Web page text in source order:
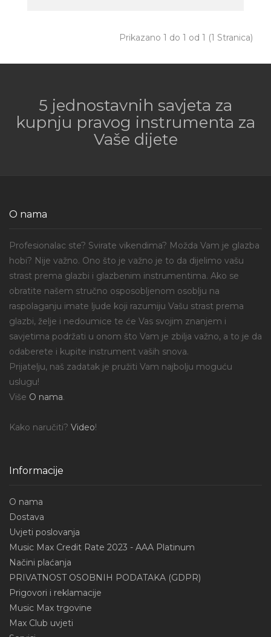
Prikazano 1 do 1 od 1 (1 Stranica)
5 jednostavnih savjeta za
kupnju pravog instrumenta za
Vaše dijete
O nama
Profesionalac ste? Svirate vikendima? Možda Vam je glazba
hobi? Nije važno. Ono što je važno je to da dijelimo vašu
strast prema glazbi i glazbenim instrumentima. Ako se
obratite našem stručno osposobljenom osoblju na
raspolaganju imate ljude koji razumiju Vašu strast prema
glazbi, želje i nedoumice te će Vas svojim znanjem i
savjetima podržati u onom što Vam je zbilja važno, a to je da
odaberete i kupite instrument vaših snova.
Prijatelju, naš zadatak je pružiti Vam najbolju moguću
uslugu!
Više O nama.
Kako naručiti? Video!
Informacije
O nama
Dostava
Uvjeti poslovanja
Music Max Credit Rate 2023 - AAA Platinum
Načini plaćanja
PRIVATNOST OSOBNIH PODATAKA (GDPR)
Prigovori i reklamacije
Music Max trgovine
Max Club uvjeti